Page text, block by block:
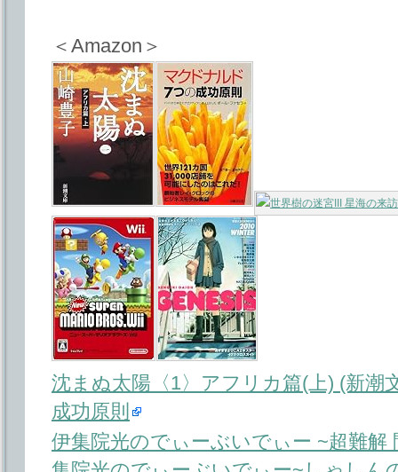
＜Amazon＞
沈まぬ太陽〈1〉アフリカ篇(上) (新潮
成功原則
伊集院光のでぃーぶいでぃー ~超難解